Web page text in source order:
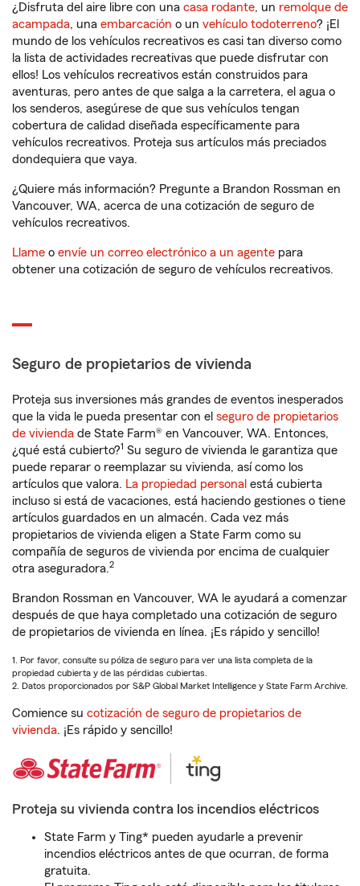
¿Disfruta del aire libre con una casa rodante, un remolque de
acampada, una embarcación o un vehículo todoterreno? ¡El
mundo de los vehículos recreativos es casi tan diverso como
la lista de actividades recreativas que puede disfrutar con
ellos! Los vehículos recreativos están construidos para
aventuras, pero antes de que salga a la carretera, el agua o
los senderos, asegúrese de que sus vehículos tengan
cobertura de calidad diseñada específicamente para
vehículos recreativos. Proteja sus artículos más preciados
dondequiera que vaya.
¿Quiere más información? Pregunte a Brandon Rossman en
Vancouver, WA, acerca de una cotización de seguro de
vehículos recreativos.
Llame o envíe un correo electrónico a un agente para
obtener una cotización de seguro de vehículos recreativos.
Seguro de propietarios de vivienda
Proteja sus inversiones más grandes de eventos inesperados
que la vida le pueda presentar con el seguro de propietarios
de vivienda de State Farm® en Vancouver, WA. Entonces,
¿qué está cubierto?1 Su seguro de vivienda le garantiza que
puede reparar o reemplazar su vivienda, así como los
artículos que valora. La propiedad personal está cubierta
incluso si está de vacaciones, está haciendo gestiones o tiene
artículos guardados en un almacén. Cada vez más
propietarios de vivienda eligen a State Farm como su
compañía de seguros de vivienda por encima de cualquier
otra aseguradora.2
Brandon Rossman en Vancouver, WA le ayudará a comenzar
después de que haya completado una cotización de seguro
de propietarios de vivienda en línea. ¡Es rápido y sencillo!
1. Por favor, consulte su póliza de seguro para ver una lista completa de la
propiedad cubierta y de las pérdidas cubiertas.
2. Datos proporcionados por S&P Global Market Intelligence y State Farm Archive.
Comience su cotización de seguro de propietarios de
vivienda. ¡Es rápido y sencillo!
Proteja su vivienda contra los incendios eléctricos
State Farm y Ting* pueden ayudarle a prevenir
incendios eléctricos antes de que ocurran, de forma
gratuita.